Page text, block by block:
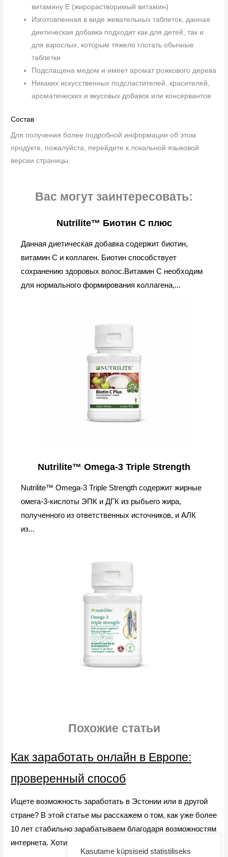
витамину Е (жирорастворимый витамин)
Изготовленная в виде жевательных таблеток, данная
диетическая добавка подходит как для детей, так и
для взрослых, которым тяжело глотать обычные
таблетки
Подслащена медом и имеет аромат рожкового дерева
Никаких искусственных подсластителей, красителей,
ароматических и вкусовых добавок или консервантов
Состав
Для получения более подробной информации об этом
продукте, пожалуйста, перейдите к локальной языковой
версии страницы.
Вас могут заинтересовать:
Nutrilite™ Биотин C плюс
Данная диетическая добавка содержит биотин,
витамин С и коллаген. Биотин способствует
сохранению здоровых волос.Витамин C необходим
для нормального формирования коллагена,...
Nutrilite™ Omega-3 Triple Strength
Nutrilite™ Omega-3 Triple Strength содержит жирные
омега-3-кислоты ЭПК и ДГК из рыбьего жира,
полученного из ответственных источников, и АЛК
из...
Похожие статьи
Как заработать онлайн в Европе:
проверенный способ
Ищете возможность заработать в Эстонии или в другой
стране? В этой статье мы расскажем о том, как уже более
10 лет стабильно зарабатываем благодаря возможностям
интернета. Хотите и вы? Узнайте подробности!
Kasutame küpsiseid statistiliseks